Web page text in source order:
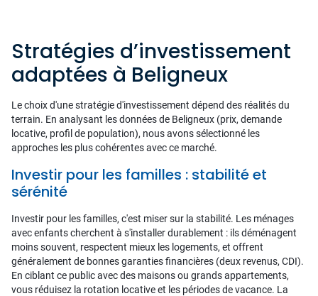
Stratégies d’investissement
adaptées à Beligneux
Le choix d'une stratégie d'investissement dépend des réalités du
terrain. En analysant les données de Beligneux (prix, demande
locative, profil de population), nous avons sélectionné les
approches les plus cohérentes avec ce marché.
Investir pour les familles : stabilité et
sérénité
Investir pour les familles, c'est miser sur la stabilité. Les ménages
avec enfants cherchent à s'installer durablement : ils déménagent
moins souvent, respectent mieux les logements, et offrent
généralement de bonnes garanties financières (deux revenus, CDI).
En ciblant ce public avec des maisons ou grands appartements,
vous réduisez la rotation locative et les périodes de vacance. La